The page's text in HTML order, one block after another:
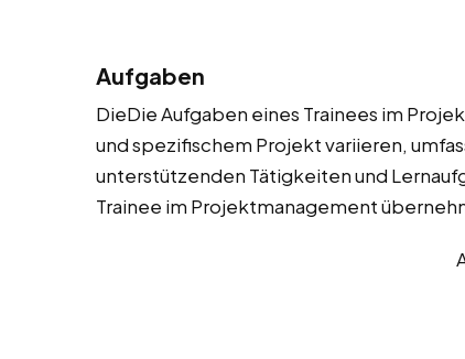
Aufgaben
DieDie Aufgaben eines Trainees im
und spezifischem Projekt variieren,
unterstützenden Tätigkeiten und
Trainee im Projektmanagement